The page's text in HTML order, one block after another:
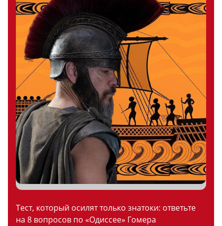
Тест, который осилят только знатоки: ответьте
на 8 вопросов по «Одиссее» Гомера